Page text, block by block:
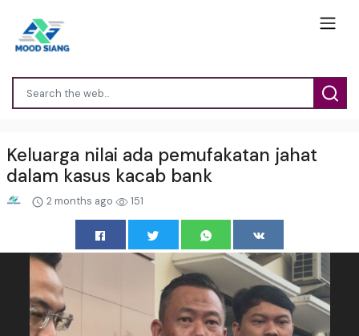
Keluarga nilai ada pemufakatan jahat
dalam kasus kacab bank
2 months ago 151